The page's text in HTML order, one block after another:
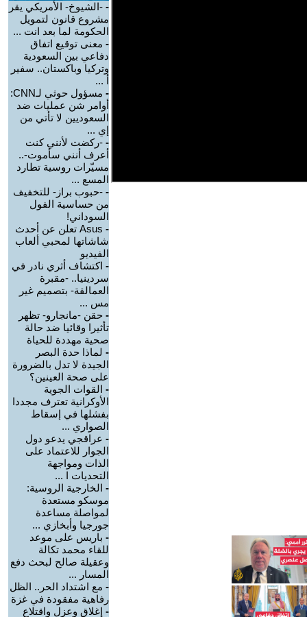
- -الشيوخ- الأمريكي يقر
مشروع قانون لتمويل
الحكومة لما بعد انت ...
- معنى توقيع اتفاق
دفاعي بين السعودية
وتركيا وباكستان.. سفير
أ ...
-
مسؤول حوثي لـCNN:
أوامر شن عمليات ضد
السعوديين لا تأتي من
إي ...
- -ركضت لأنني كنت
أعرف أنني سأموت-..
مسيّرات روسية تطارد
المسع ...
- -حبوب براز- للتخفيف
من حساسية الفول
السوداني!
-
Asus تعلن عن أحدث
شاشاتها لمحبي ألعاب
الفيديو
- اكتشاف أثري نادر في
سردينيا.. -مقبرة
العمالقة- بتصميم غير
مس ...
- حقن -مانجارو- تظهر
تأثيرا وقائيا ضد حالة
صحية مهددة للحياة
- لماذا حدة البصر
الجيدة لا تدل بالضرورة
على صحة العينين؟
- القوات الجوية
الأوكرانية تعترف مجددا
بفشلها في إسقاط
الصواري ...
- عراقجي يدعو دول
الجوار للاعتماد على
الذات ومواجهة
التحديات ا ...
- الخارجية الروسية:
موسكو مستعدة
لمواصلة مساعدة
جورجيا وأبخازي ...
- باريس على موعد
للقاء محمد تكالة
وعقيلة صالح لبحث دفع
المسار ...
- مع اشتداد الحر.. الظل
رفاهية مفقودة في غزة
- إغلاق وعزل واقتلاع